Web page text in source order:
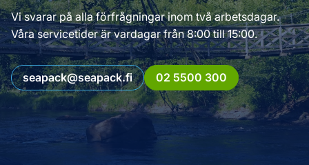
Vi svarar på alla förfrågningar inom två arbetsdagar.
Våra servicetider är vardagar från 8:00 till 15:00.
seapack@seapack.fi 02 5500 300